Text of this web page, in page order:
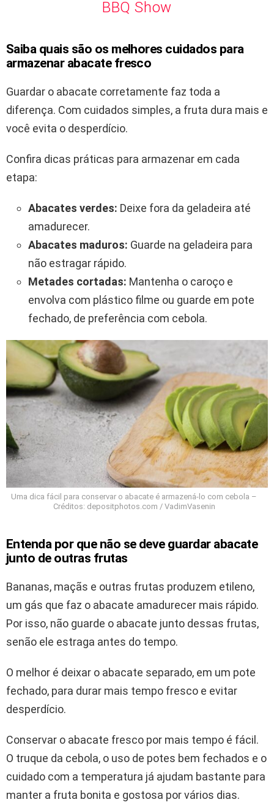
BBQ Show
Saiba quais são os melhores cuidados para
armazenar abacate fresco
Guardar o abacate corretamente faz toda a
diferença. Com cuidados simples, a fruta dura mais e
você evita o desperdício.
Confira dicas práticas para armazenar em cada
etapa:
Abacates verdes: Deixe fora da geladeira até
amadurecer.
Abacates maduros: Guarde na geladeira para
não estragar rápido.
Metades cortadas: Mantenha o caroço e
envolva com plástico filme ou guarde em pote
fechado, de preferência com cebola.
Uma dica fácil para conservar o abacate é armazená-lo com cebola –
Créditos: depositphotos.com / VadimVasenin
Entenda por que não se deve guardar abacate
junto de outras frutas
Bananas, maçãs e outras frutas produzem etileno,
um gás que faz o abacate amadurecer mais rápido.
Por isso, não guarde o abacate junto dessas frutas,
senão ele estraga antes do tempo.
O melhor é deixar o abacate separado, em um pote
fechado, para durar mais tempo fresco e evitar
desperdício.
Conservar o abacate fresco por mais tempo é fácil.
O truque da cebola, o uso de potes bem fechados e o
cuidado com a temperatura já ajudam bastante para
manter a fruta bonita e gostosa por vários dias.